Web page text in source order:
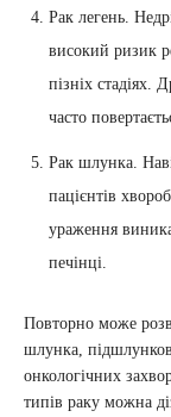
Рак легень.
високий ризик
пізніх стадіях.
часто
Рак шлунка.
пацієнтів
ураження
печінці.
Повторно може
шлунка,
онкологічних
типів раку можна